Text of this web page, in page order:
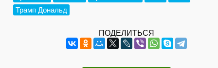
Трамп Дональд
ПОДЕЛИТЬСЯ